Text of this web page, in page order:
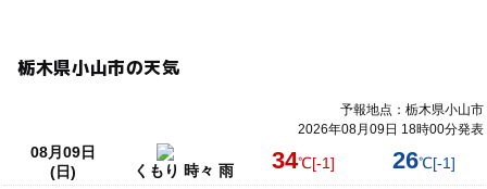
栃木県小山市の天気
予報地点：栃木県小山市
2026年08月09日 18時00分発表
08月09日
(日)
くもり 時々 雨 34℃[-1] 26℃[-1]